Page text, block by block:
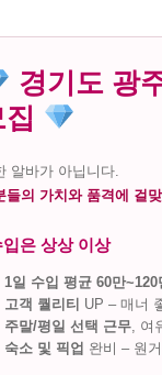
경기도 광
알바가 아닙니다.
들의 가치와 품격에 걸
입은 상상 이상
1일 수입 평균 60만~120
고객 퀄리티 UP – 매너
주말/평일 선택 근무, 여
숙소 및 픽업 완비 – 원